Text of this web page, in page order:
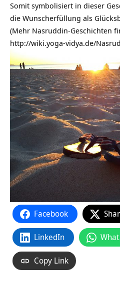
Somit symbolisiert in dieser
die Wunscherfüllung als
(Mehr Nasruddin-Geschichten
http://wiki.yoga-vidya.de/
Facebook
LinkedIn
Copy Link